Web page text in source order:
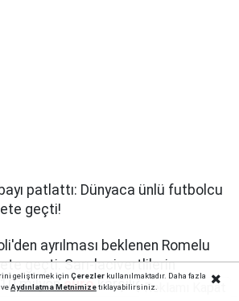
patlattı: Dünyaca ünlü futbolcu
geçti!
ayrılması beklenen Romelu
geçti. Sarı-lacivertlilerin
10 milyoneurokarşılığında transfer
geliştirmek için Çerezlerkullanılmaktadır. Daha fazla
Aydınlatma Metnimizetıklayabilirsiniz.Reklamı Kapat